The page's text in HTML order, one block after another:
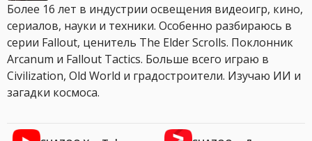
Более 16 лет в индустрии освещения видеоигр, кино,
сериалов, науки и техники. Особенно разбираюсь в
серии Fallout, ценитель The Elder Scrolls. Поклонник
Arcanum и Fallout Tactics. Больше всего играю в
Civilization, Old World и градостроители. Изучаю ИИ и
загадки космоса.